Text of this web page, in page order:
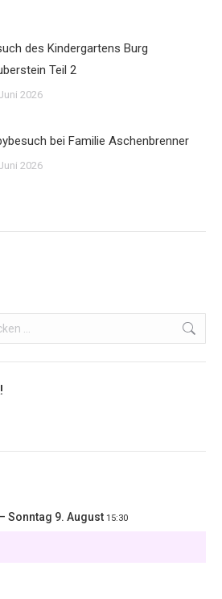
des Kindergartens Burg
Teil 2
2026
bei Familie Aschenbrenner
2026
– Sonntag 9. August 15:30